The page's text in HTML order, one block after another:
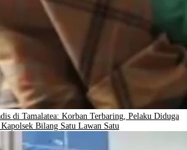
di Tamalatea: Korban Terbaring, Pelaku Diduga
Bilang Satu Lawan Satu